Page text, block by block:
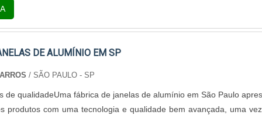
DE ALUMÍNIO EM SP
/ SÃO PAULO - SP
de qualidadeUma fábrica de janelas de alumínio em São Paulo
produtos com uma tecnologia e qualidade bem avançada, uma